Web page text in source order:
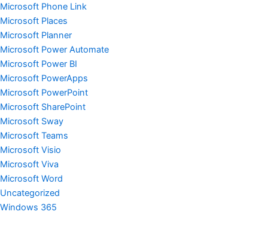
Microsoft Phone Link
Microsoft Places
Microsoft Planner
Microsoft Power Automate
Microsoft Power BI
Microsoft PowerApps
Microsoft PowerPoint
Microsoft SharePoint
Microsoft Sway
Microsoft Teams
Microsoft Visio
Microsoft Viva
Microsoft Word
Uncategorized
Windows 365